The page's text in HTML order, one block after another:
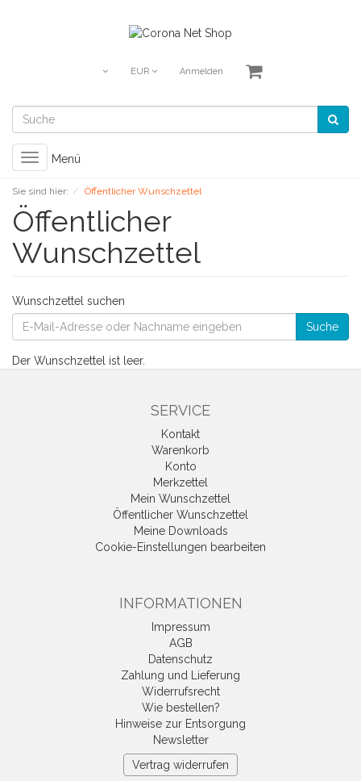
EUR Anmelden
Toggle
navigation
Menü
Sie sind hier: Öffentlicher Wunschzettel
Öffentlicher
Wunschzettel
Wunschzettel suchen
Suche
Der Wunschzettel ist leer.
SERVICE
Kontakt
Warenkorb
Konto
Merkzettel
Mein Wunschzettel
Öffentlicher Wunschzettel
Meine Downloads
Cookie-Einstellungen bearbeiten
INFORMATIONEN
Impressum
AGB
Datenschutz
Zahlung und Lieferung
Widerrufsrecht
Wie bestellen?
Hinweise zur Entsorgung
Newsletter
Vertrag widerrufen